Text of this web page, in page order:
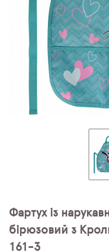
РОЗПРОДАЖ
Фартух із
бірюзовий з
161-3